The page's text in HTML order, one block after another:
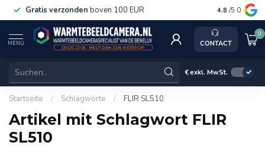
Gratis verzonden boven 100 EUR Service,
4.8 /5.0
MENU CONTACT
0
€exkl. MwSt.
Startseite / Schlagworte / FLIR SL510
Artikel mit Schlagwort FLIR
SL510